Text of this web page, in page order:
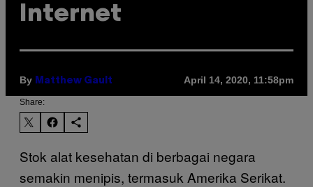
Internet
By Matthew Gault April 14, 2020, 11:58pm
Share:
Stok alat kesehatan di berbagai negara
semakin menipis, termasuk Amerika Serikat.